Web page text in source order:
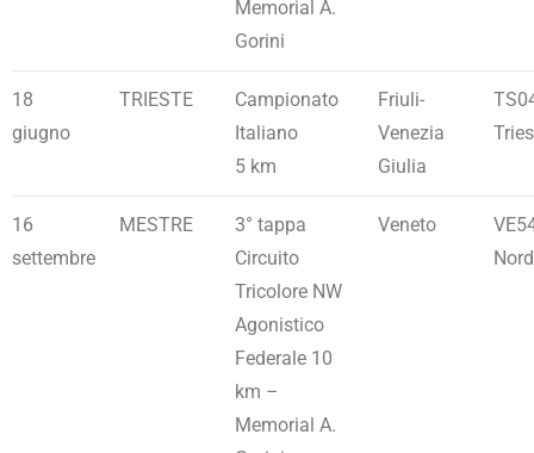
Memorial A.
Gorini
18
giugno
TRIESTE
Campionato
Italiano
5 km
Friuli-
Venezia
Giulia
16
settembre
MESTRE
3° tappa
Circuito
Tricolore NW
Agonistico
Federale 10
km –
Memorial A.
Veneto